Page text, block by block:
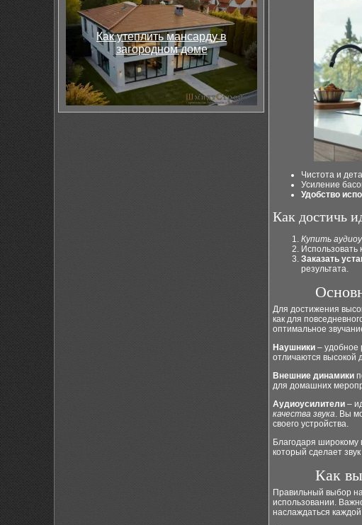
Как утеплить мансарду в
загородном доме
Чистота и
Усиление
Удобство
Как достичь
Купить
Заказать
результата.
Для достижения
как для
оптимальное
Наушники – удобное
отличаются высокой
Внешние динамики
для домашних
Аудиоусилители –
качества звука. Вы
своего устройства.
Благодаря широкому
который сделает
Как
Правильный выбор
использовании.
наслаждаться